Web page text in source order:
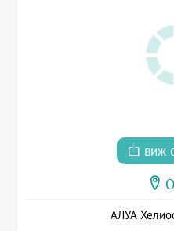
виж
АЛУА